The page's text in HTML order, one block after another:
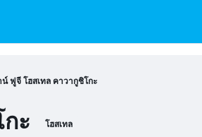
น์ ฟูจี โฮสเทล คาวากูชิโกะ
ะ โฮสเทล